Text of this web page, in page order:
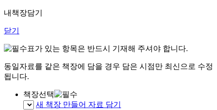
내책장담기
닫기
표가 있는 항목은 반드시 기재해 주셔야 합니다.
동일자료를 같은 책장에 담을 경우 담은 시점만 최신으로 수정
됩니다.
책장선택
새 책장 만들어 자료 담기